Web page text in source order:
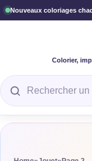
Nouveaux coloriages
Colorier,
Rechercher un